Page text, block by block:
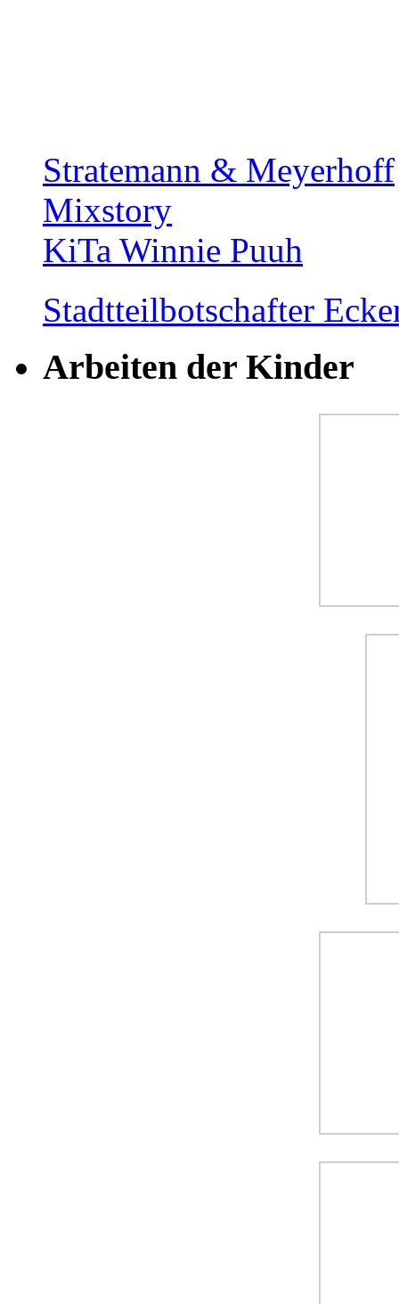
Stratemann & Meyerhoff
Mixstory
KiTa Winnie Puuh
Stadtteilbotschafter
Arbeiten der Kinder